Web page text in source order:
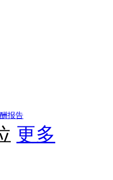
报告
更多